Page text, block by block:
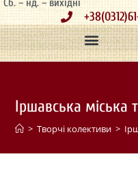
Сб. – нд. – вихідні
Іршавська міська
> Творчі колективи >